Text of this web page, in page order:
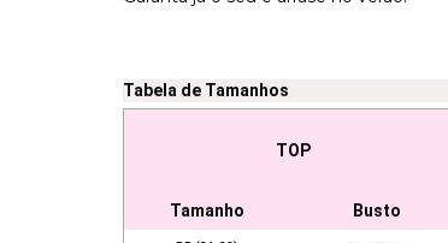
Tabela de Tamanhos
TOP
Tamanho Busto